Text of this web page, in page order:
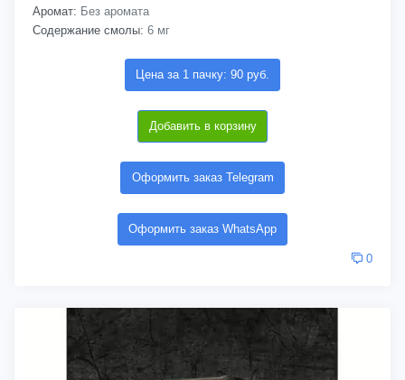
Аромат: Без аромата
Содержание смолы: 6 мг
Цена за 1 пачку: 90 руб.
Добавить в корзину
Оформить заказ Telegram
Оформить заказ WhatsApp
0